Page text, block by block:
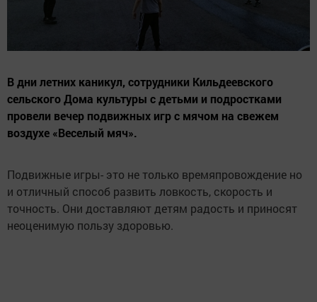
В дни летних каникул, сотрудники Кильдеевского
сельского Дома культуры с детьми и подростками
провели вечер подвижных игр с мячом на свежем
воздухе «Веселый мяч».
Подвижные игры- это не только времяпровождение но
и отличный способ развить ловкость, скорость и
точность. Они доставляют детям радость и приносят
неоценимую пользу здоровью.